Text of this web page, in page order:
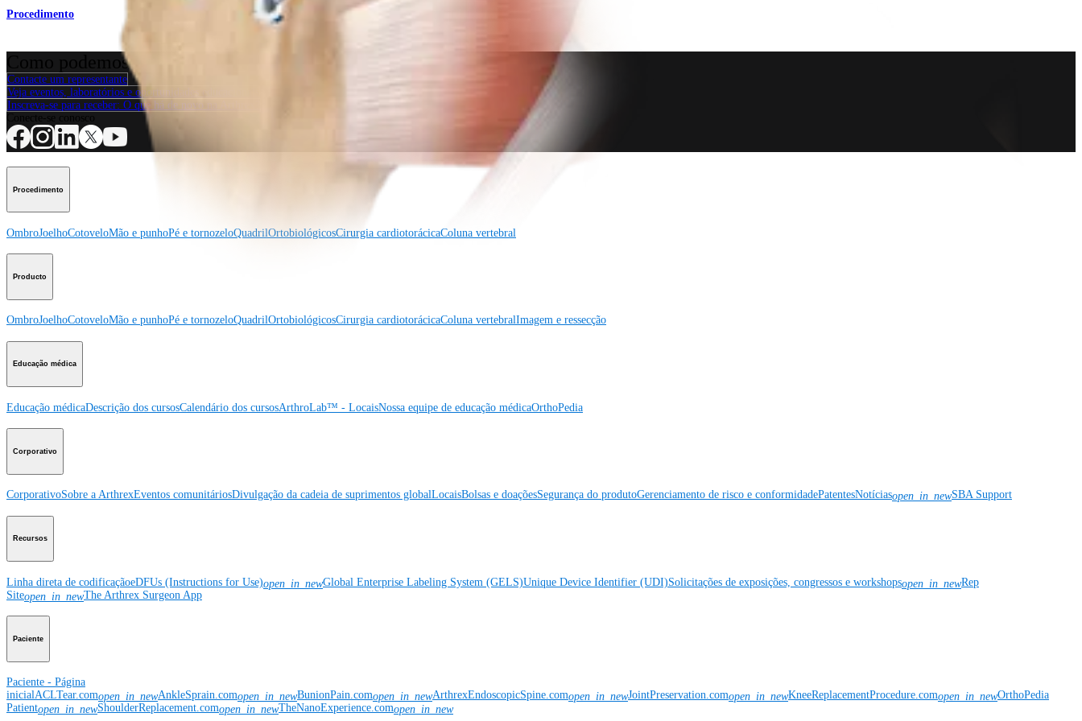
Procedimento
Como podemos ajudar?
Contacte um representante
Veja eventos, laboratórios e oportunidades educacionais
Inscreva-se para receber: O que há de novo na Arthrex?
Procedimento
OmbroJoelhoCotoveloMão e punhoPé e tornozeloQuadrilOrtobiológicosCirurgia cardiotorácicaColuna vertebral
Producto
OmbroJoelhoCotoveloMão e punhoPé e tornozeloQuadrilOrtobiológicosCirurgia cardiotorácicaColuna vertebralImagem e ressecção
Educação médica
Educação médicaDescrição dos cursosCalendário dos cursosArthroLab™ - LocaisNossa equipe de educação médicaOrthoPedia
Corporativo
CorporativoSobre a ArthrexEventos comunitáriosDivulgação da cadeia de suprimentos globalLocaisBolsas e doaçõesSegurança do produtoGerenciamento de risco e conformidadePatentesNotíciasopen_in_newSBA Support
Recursos
Linha direta de codificaçãoeDFUs (Instructions for Use)open_in_newGlobal Enterprise Labeling System (GELS)Unique Device Identifier (UDI)Solicitações de exposições, congressos e workshopsopen_in_newRep
Siteopen_in_newThe Arthrex Surgeon App
Paciente
Paciente - Página
inicialACLTear.comopen_in_newAnkleSprain.comopen_in_newBunionPain.comopen_in_newArthrexEndoscopicSpine.comopen_in_newJointPreservation.comopen_in_newKneeReplacementProcedure.comopen_in_newOrthoPedia
Patientopen_in_newShoulderReplacement.comopen_in_newTheNanoExperience.comopen_in_new